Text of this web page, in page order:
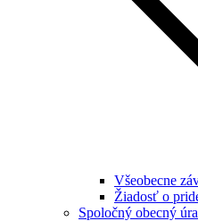
Všeobecne
Žiadosť o
Spoločný obecný